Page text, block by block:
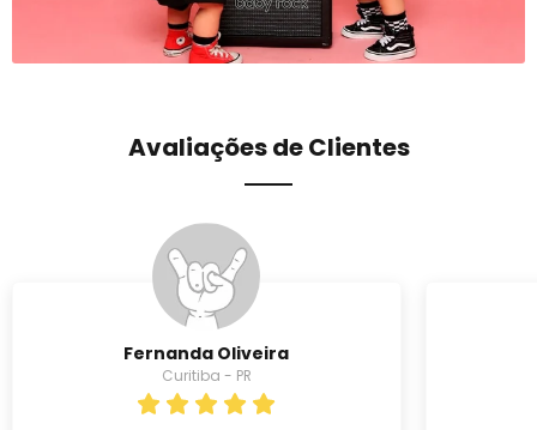
Avaliações de Clientes
Fernanda Oliveira
Curitiba - PR